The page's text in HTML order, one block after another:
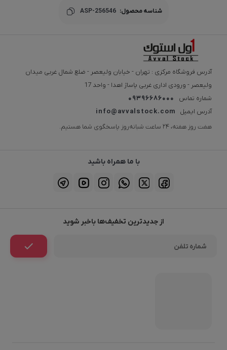
شناسه محصول: ASP-256546
آدرس فروشگاه مرکزی : تهران - خیابان ولیعصر - ضلع شمال غربی میدان
ولیعصر - ورودی اداری غربی پاساژ اهدا - واحد 17
شماره تماس
09396686000
آدرس ایمیل
info@avvalstock.com
هفت روز هفته، ۲۴ ساعت شبانه‌روز پاسخگوی شما هستیم.
با ما همراه باشید
از جدیدترین تخفیف‌ها باخبر شوید